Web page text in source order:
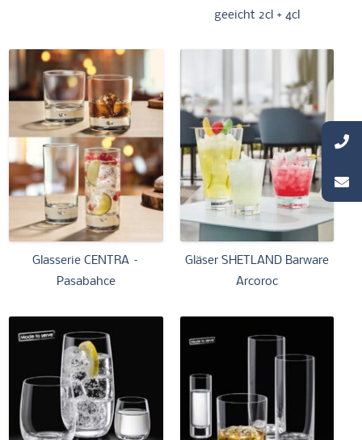
geeicht 2cl + 4cl
Glasserie CENTRA –
Pasabahce
Gläser SHETLAND Barware
Arcoroc